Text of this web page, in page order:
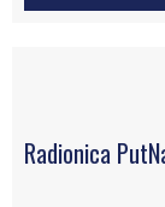
Radionica